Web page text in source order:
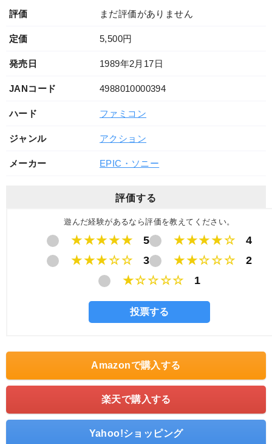
評価 まだ評価がありません
定価 5,500円
発売日 1989年2月17日
JANコード 4988010000394
ハード ファミコン
ジャンル アクション
メーカー EPIC・ソニー
評価する
遊んだ経験があるなら評価を教えてください。
★★★★★ 5 ★★★★☆
4
★★★☆☆
3 ★★☆☆☆
2
★☆☆☆☆
1
Amazonで購入する
楽天で購入する
Yahoo!ショッピング